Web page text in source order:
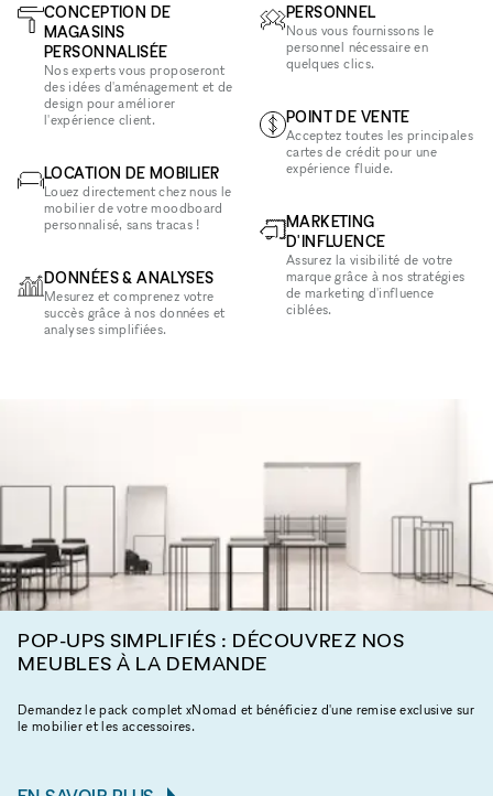
CONCEPTION DE
MAGASINS
PERSONNALISÉE
Nos experts vous proposeront
des idées d'aménagement et de
design pour améliorer
l'expérience client.
LOCATION DE MOBILIER
Louez directement chez nous le
mobilier de votre moodboard
personnalisé, sans tracas !
DONNÉES & ANALYSES
Mesurez et comprenez votre
succès grâce à nos données et
analyses simplifiées.
PERSONNEL
Nous vous fournissons le
personnel nécessaire en
quelques clics.
POINT DE VENTE
Acceptez toutes les principales
cartes de crédit pour une
expérience fluide.
MARKETING
D'INFLUENCE
Assurez la visibilité de votre
marque grâce à nos stratégies
de marketing d'influence
ciblées.
POP-UPS SIMPLIFIÉS : DÉCOUVREZ NOS
MEUBLES À LA DEMANDE
Demandez le pack complet xNomad et bénéficiez d'une remise exclusive sur
le mobilier et les accessoires.